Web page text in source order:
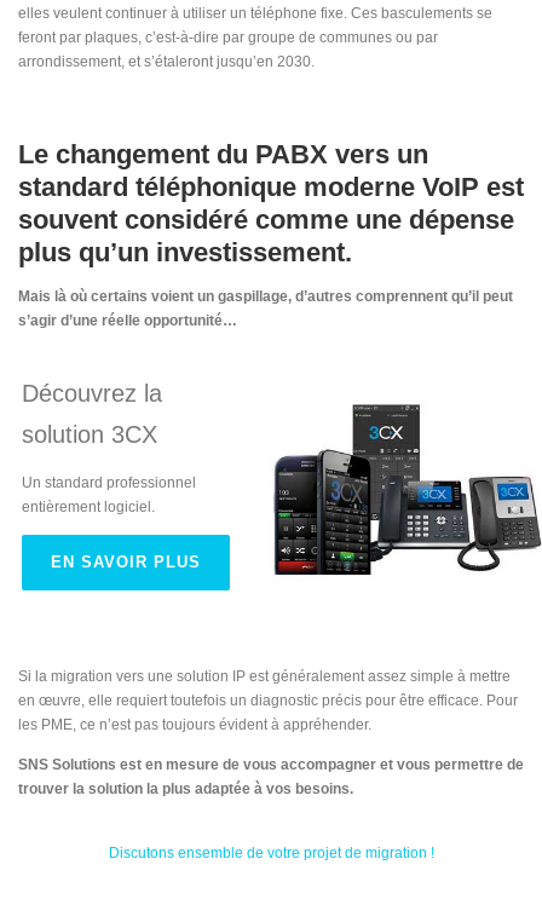
elles veulent continuer à utiliser un téléphone fixe. Ces basculements se
feront par plaques, c’est-à-dire par groupe de communes ou par
arrondissement, et s’étaleront jusqu’en 2030.
Le changement du PABX vers un
standard téléphonique moderne VoIP est
souvent considéré comme une dépense
plus qu’un investissement.
Mais là où certains voient un gaspillage, d’autres comprennent qu’il peut
s’agir d’une réelle opportunité…
Découvrez la
solution 3CX
Un standard professionnel
entièrement logiciel.
EN SAVOIR PLUS
Si la migration vers une solution IP est généralement assez simple à mettre
en œuvre, elle requiert toutefois un diagnostic précis pour être efficace. Pour
les PME, ce n’est pas toujours évident à appréhender.
SNS Solutions est en mesure de vous accompagner et vous permettre de
trouver la solution la plus adaptée à vos besoins.
Discutons ensemble de votre projet de migration !